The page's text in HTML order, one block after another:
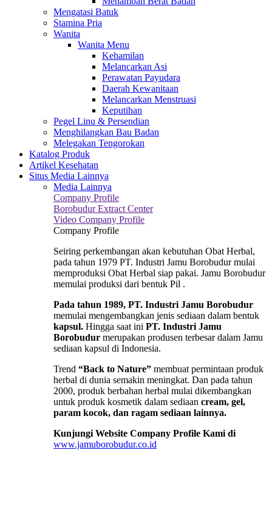
Mengatasi Batuk
Stamina Pria
Wanita
Wanita Menu
Kehamilan
Melancarkan Asi
Perawatan Payudara
Daerah Kewanitaan
Melancarkan Menstruasi
Keputihan
Pegel Linu & Persendian
Menghilangkan Bau Badan
Melegakan Tengorokan
Katalog Produk
Artikel Kesehatan
Situs Media Lainnya
Media Lainnya
Company Profile
Borobudur Extract Center
Video Company Profile
Company Profile
Seiring perkembangan akan kebutuhan Obat Herbal,
pada tahun 1979 PT. Industri Jamu Borobudur mulai
memproduksi Obat Herbal siap pakai. Jamu Borobudur
memulai produksi dari bentuk Pil .
Pada tahun 1989, PT. Industri Jamu Borobudur
memulai mengembangkan jenis sediaan dalam bentuk
kapsul. Hingga saat ini PT. Industri Jamu
Borobudur merupakan produsen terbesar dalam Jamu
sediaan kapsul di Indonesia.
Trend “Back to Nature” membuat permintaan produk
herbal di dunia semakin meningkat. Dan pada tahun
2000, produk berbahan herbal mulai dikembangkan
untuk produk kosmetik dalam sediaan cream, gel,
param kocok, dan ragam sediaan lainnya.
Kunjungi Website Company Profile Kami di
www.jamuborobudur.co.id